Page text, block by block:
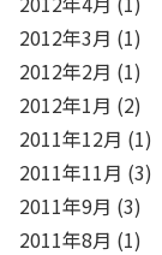
2012年3月 (1)
2012年2月 (1)
2012年1月 (2)
2011年12月 (1)
2011年11月 (3)
2011年9月 (3)
2011年8月 (1)